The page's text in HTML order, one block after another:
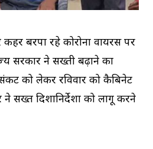
कहर बरपा रहे कोरोना वायरस पर
सरकार ने सख्ती बढ़ाने का
को लेकर रविवार को कैबिनेट
सख्त दिशानिर्देशों को लागू करने